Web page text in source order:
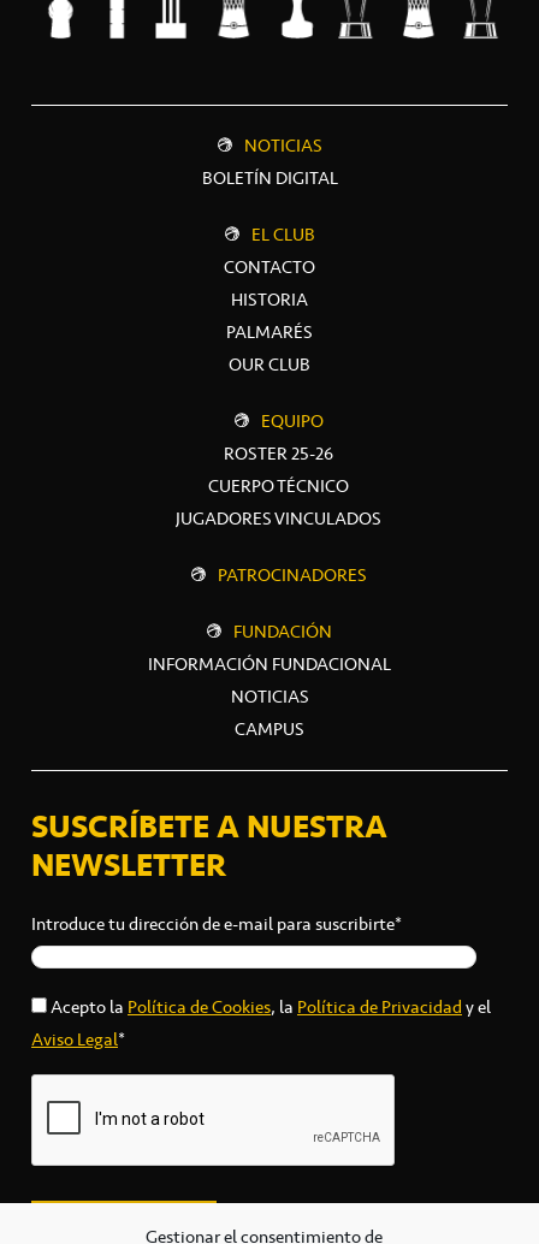
Gestionar el consentimiento de
NOTICIAS
BOLETÍN DIGITAL
EL CLUB
CONTACTO
HISTORIA
PALMARÉS
OUR CLUB
EQUIPO
ROSTER 25-26
CUERPO TÉCNICO
JUGADORES VINCULADOS
PATROCINADORES
FUNDACIÓN
INFORMACIÓN FUNDACIONAL
NOTICIAS
CAMPUS
SUSCRÍBETE A NUESTRA
NEWSLETTER
Introduce tu dirección de e-mail para suscribirte*
Acepto laPolítica de Cookies, laPolítica de Privacidady el
Aviso Legal*